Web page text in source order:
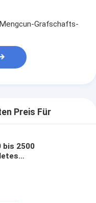
Grafschafts-
Preis Für
bis 2500